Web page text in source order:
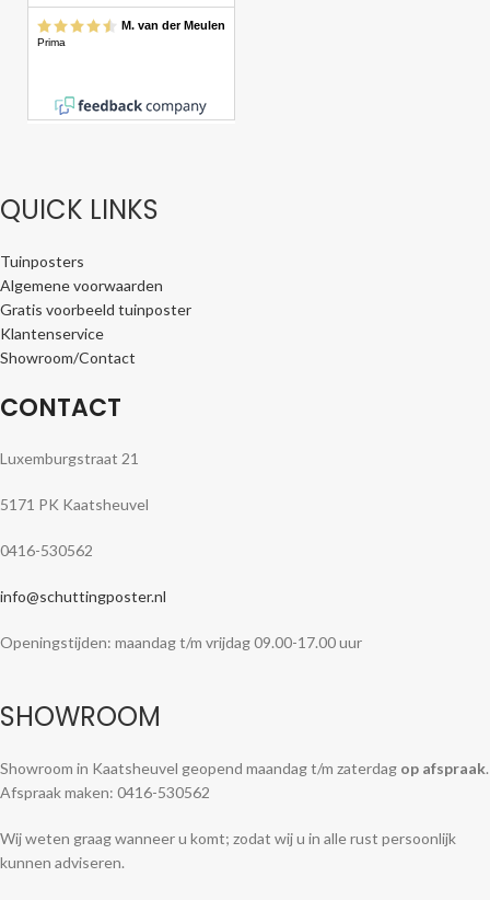
QUICK LINKS
Tuinposters
Algemene voorwaarden
Gratis voorbeeld tuinposter
Klantenservice
Showroom/Contact
CONTACT
Luxemburgstraat 21
5171 PK Kaatsheuvel
0416-530562
info@schuttingposter.nl
Openingstijden: maandag t/m vrijdag 09.00-17.00 uur
SHOWROOM
Showroom in Kaatsheuvel geopend maandag t/m zaterdag op afspraak.
Afspraak maken: 0416-530562
Wij weten graag wanneer u komt; zodat wij u in alle rust persoonlijk
kunnen adviseren.